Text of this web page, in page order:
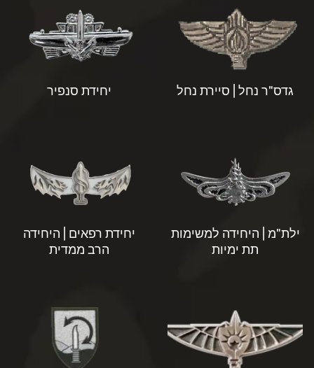
גדס"ר נחל | סיירת נחל יחידת סנפיר
ילת"מ | היחידה למשימות
תת ימיות
יחידת רפאים | היחידה
הרב ממדית